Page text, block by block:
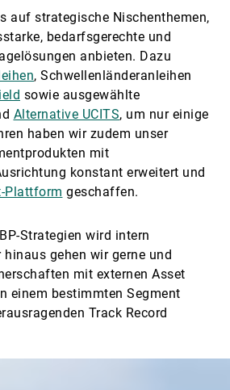
auf strategische Nischenthemen,
bedarfsgerechte und
anbieten. Dazu
, Schwellenländeranleihen
sowie ausgewählte
Alternative UCITS, um nur einige
haben wir zudem unser
mit
konstant erweitert und
Plattform geschaffen.
Strategien wird intern
gehen wir gerne und
mit externen Asset
einem bestimmten Segment
Track Record